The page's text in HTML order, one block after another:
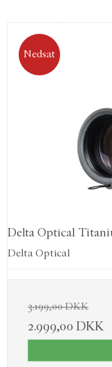
Nedsat
Delta Optical
Delta Optical
3.199,00 DKK
2.999,00 DKK